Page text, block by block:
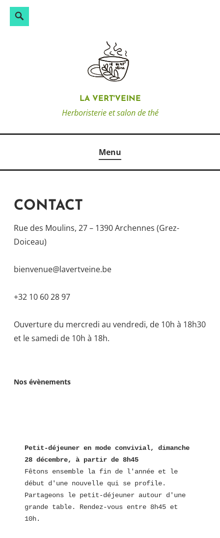
Search
LA VERT'VEINE
Herboristerie et salon de thé
Menu
CONTACT
Rue des Moulins, 27 – 1390 Archennes (Grez-
Doiceau)
bienvenue@lavertveine.be
+32 10 60 28 97
Ouverture du mercredi au vendredi, de 10h à 18h30
et le samedi de 10h à 18h.
Nos évènements
Petit-déjeuner en mode convivial, dimanche
28 décembre, à partir de 8h45
Fêtons ensemble la fin de l'année et le
début d'une nouvelle qui se profile.
Partageons le petit-déjeuner autour d'une
grande table. Rendez-vous entre 8h45 et
10h.